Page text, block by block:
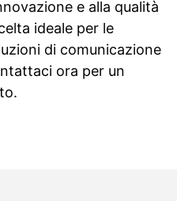
e alla qualità
ideale per le
di comunicazione
ora per un